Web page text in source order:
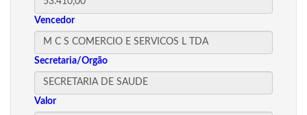
Vencedor
Secretaria/Orgão
Valor